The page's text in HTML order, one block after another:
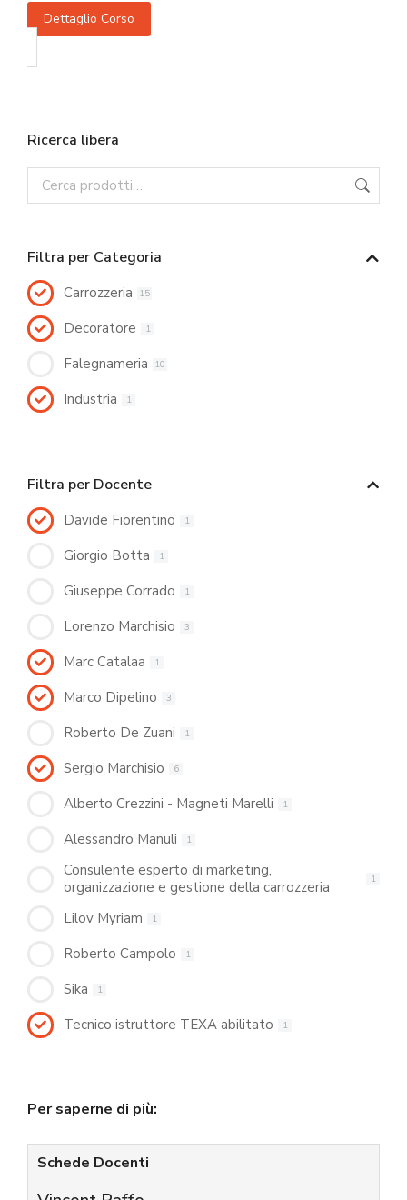
Dettaglio Corso
Ricerca libera
Filtra per Categoria
Carrozzeria 15
Decoratore 1
Falegnameria 10
Industria 1
Filtra per Docente
Davide Fiorentino 1
Giorgio Botta 1
Giuseppe Corrado 1
Lorenzo Marchisio 3
Marc Catalaa 1
Marco Dipelino 3
Roberto De Zuani 1
Sergio Marchisio 6
Alberto Crezzini - Magneti Marelli 1
Alessandro Manuli 1
Consulente esperto di marketing,
organizzazione e gestione della carrozzeria
1
Lilov Myriam 1
Roberto Campolo 1
Sika 1
Tecnico istruttore TEXA abilitato 1
Per saperne di più:
Schede Docenti